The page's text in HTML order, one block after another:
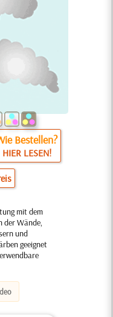
Bestellen?
HIER LESEN!
mit dem
der Wände,
und
geeignet